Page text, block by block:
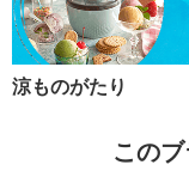
涼ものがたり
この